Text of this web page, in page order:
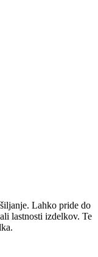
Lahko pride do
lastnosti izdelkov. Te